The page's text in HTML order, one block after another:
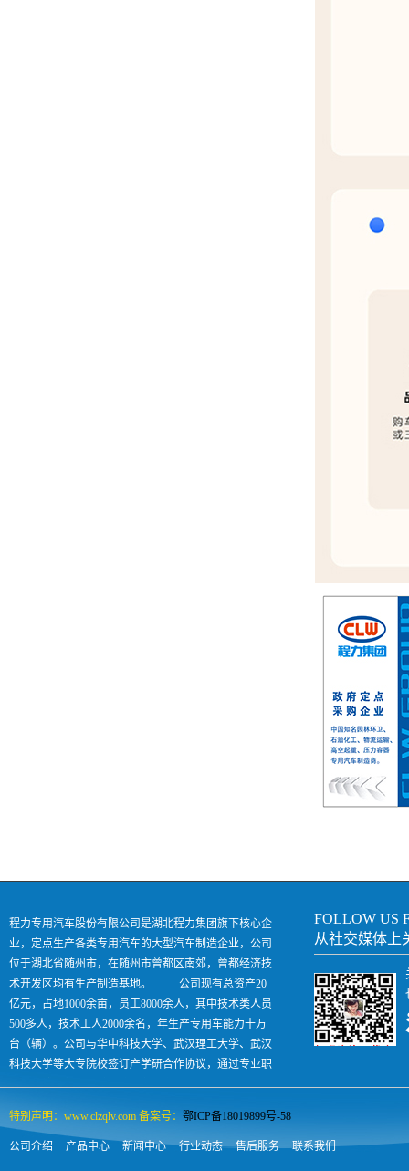
程力专用汽车股份有限公司是湖北程力集团旗下核心企
业，定点生产各类专用汽车的大型汽车制造企业，公司
位于湖北省随州市，在随州市曾都区南郊，曾都经济技
术开发区均有生产制造基地。 公司现有总资产20
亿元，占地1000余亩，员工8000余人，其中技术类人员
500多人，技术工人2000余名，年生产专用车能力十万
台（辆）。公司与华中科技大学、武汉理工大学、武汉
科技大学等大专院校签订产学研合作协议，通过专业职
业技术培训每年向社会输出各类汽车人才500余人，是
FOLLOW US
从社交媒体上
特别声明：www.clzqlv.com 备案号： 鄂ICP备18019899号-58
公司介绍 产品中心 新闻中心 行业动态 售后服务 联系我们